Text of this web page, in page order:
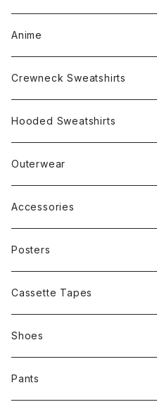
Anime
Crewneck Sweatshirts
Rap
Band
Other
Hooded Sweatshirts
Rap
Band
Other
Outerwear
Accessories
Cap
Posters
Cassette Tapes
Shoes
Pants